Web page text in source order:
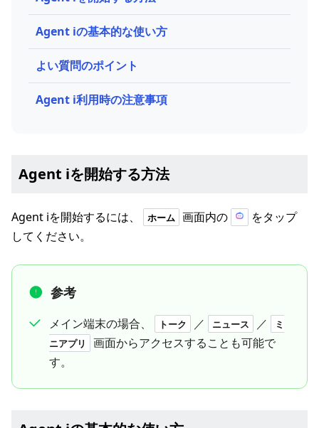
Agent iの基本的な使い方
よい質問のポイント
Agent i利用時の注意事項
Agent iを開始する方法
Agent iを開始するには、 ホーム 画面内の
をタップ
してください。
参考
メイン端末の場合、 トーク ／ ニュース ／
ミ
ニアプリ
画面からアクセスすることも可能で
す。